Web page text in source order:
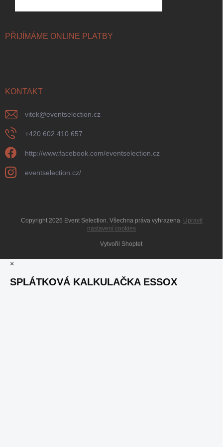
PŘIJÍMÁME ONLINE PLATBY
KONTAKT
vitek@eventselection.cz
+420 602 410 657
http://www.facebook.com/eventselection.cz
eventselection.cz/
Vytvořil Shoptet
Copyright 2026 Event Selection. Všechna práva vyhrazena. Upravit
nastavení cookies
×
SPLÁTKOVÁ KALKULAČKA ESSOX